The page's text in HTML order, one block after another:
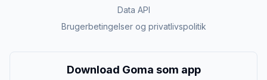
Data API
Brugerbetingelser og privatlivspolitik
Download Goma som app